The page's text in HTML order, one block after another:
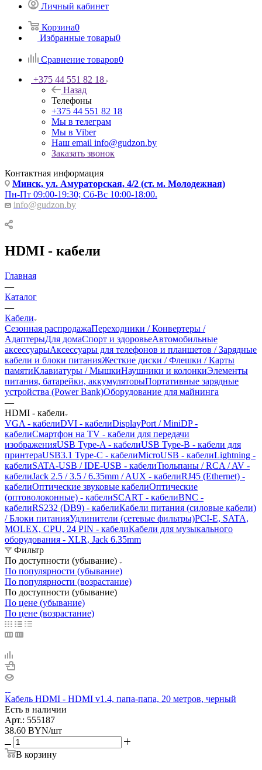
Личный кабинет
Корзина0
Избранные товары0
Сравнение товаров0
+375 44 551 82 18
Назад
Телефоны
+375 44 551 82 18
Мы в телеграм
Мы в Viber
Наш email info@gudzon.by
Заказать звонок
Контактная информация
Минск, ул. Амураторская, 4/2 (ст. м. Молодежная)
Пн-Пт 09:00-19:30; Сб-Вс 10:00-18:00.
info@gudzon.by
HDMI - кабели
Главная
—
Каталог
—
Кабели
Сезонная распродажаПереходники / Конвертеры /
АдаптерыДля домаСпорт и здоровьеАвтомобильные
аксессуарыАксессуары для телефонов и планшетов / Зарядные
кабели и блоки питанияЖесткие диски / Флешки / Карты
памятиКлавиатуры / МышкиНаушники и колонкиЭлементы
питания, батарейки, аккумуляторыПортативные зарядные
устройства (Power Bank)Оборудование для майнинга
—
HDMI - кабели
VGA - кабелиDVI - кабелиDisplayPort / MiniDP -
кабелиСмартфон на TV - кабели для передачи
изображенияUSB Type-A - кабелиUSB Type-B - кабели для
принтераUSB3.1 Type-C - кабелиMicroUSB - кабелиLightning -
кабелиSATA-USB / IDE-USB - кабелиТюльпаны / RCA / AV -
кабелиJack 2.5 / 3.5 / 6.35mm / AUX - кабелиRJ45 (Ethernet) -
кабелиОптические звуковые кабелиОптические
(оптоволоконные) - кабелиSCART - кабелиBNC -
кабелиRS232 (DB9) - кабелиКабели питания (силовые кабели)
/ Блоки питанияУдлинители (сетевые фильтры)PCI-E, SATA,
MOLEX, CPU, 24 PIN - кабелиКабели для музыкального
оборудования - XLR, Jack 6.35mm
Фильтр
По доступности (убывание)
По популярности (убывание)
По популярности (возрастание)
По доступности (убывание)
По цене (убывание)
По цене (возрастание)
Кабель HDMI - HDMI v1.4, папа-папа, 20 метров, черный
Есть в наличии
Арт.: 555187
38.60 BYN/шт
В корзину